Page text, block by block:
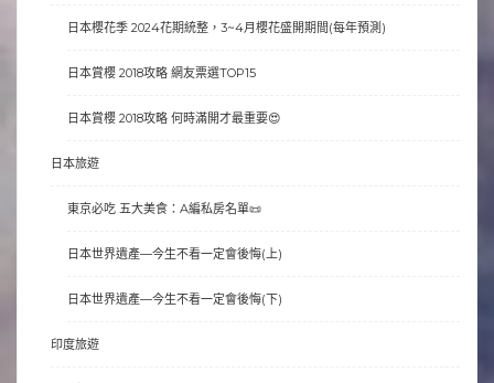
日本櫻花季 2024花期統整，3~4月櫻花盛開期間(每年預測)
日本賞櫻 2018攻略 網友票選TOP15
日本賞櫻 2018攻略 何時滿開才最重要😍
日本旅遊
東京必吃 五大美食：A編私房名單📜
日本世界遺產—今生不看一定會後悔(上)
日本世界遺產—今生不看一定會後悔(下)
印度旅遊